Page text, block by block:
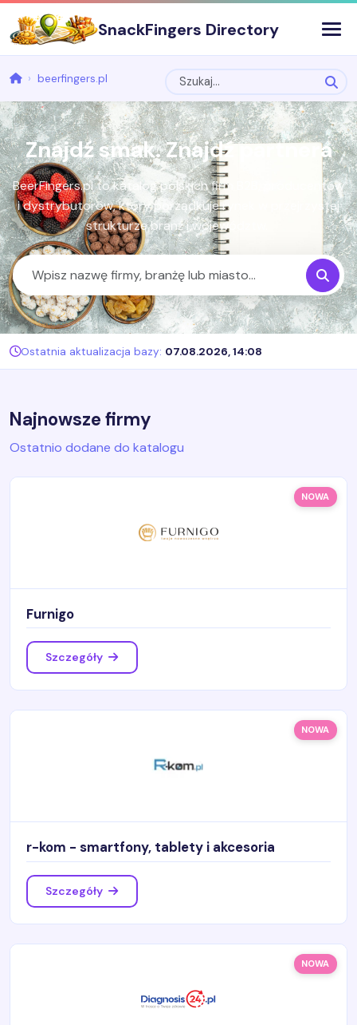
SnackFingers Directory
beerfingers.pl
Znajdź smak. Znajdź partnera
BeerFingers.pl to katalog polskich firm B2B, producentów
i dystrybutorów, który porządkuje rynek w przejrzystej
strukturze branż i województw.
Ostatnia aktualizacja bazy: 07.08.2026, 14:08
Najnowsze firmy
Ostatnio dodane do katalogu
NOWA
Furnigo
Szczegóły
NOWA
r-kom - smartfony, tablety i akcesoria
Szczegóły
NOWA